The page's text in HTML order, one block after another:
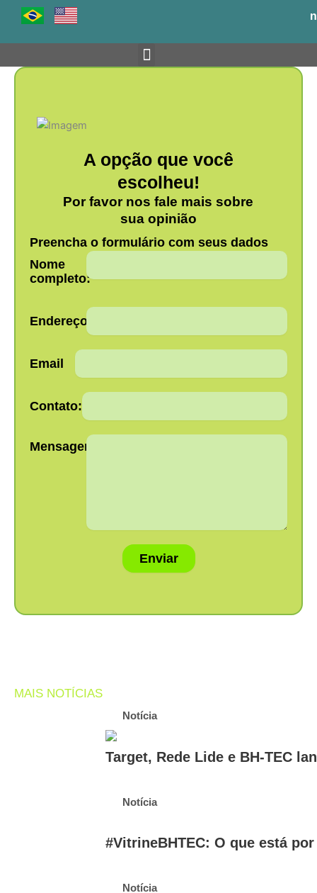
o
A opção que você
escolheu!
Por favor nos fale mais sobre
sua opinião
Preencha o formulário com seus dados
Nome
completo:
Endereço:
Email
Contato:
Mensagem:
Enviar
MAIS NOTÍCIAS
Notícia
Target, Rede Lide e BH-TEC
Notícia
#VitrineBHTEC: O que está
Notícia